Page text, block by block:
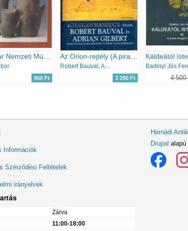
950 Ft
Robert Bauval, Adrian Gilbert
3 290 Ft 4
Információk
Szerződési Feltételek
irányelvek
Zárva
11:00-18:00
Hernádi
Drupal alapú